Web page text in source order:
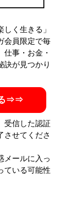
く生きる」
会員限定で毎
事・お金・
が見つかり
る⇒⇒
受信した認証
させてくださ
メールに入っ
ている可能性